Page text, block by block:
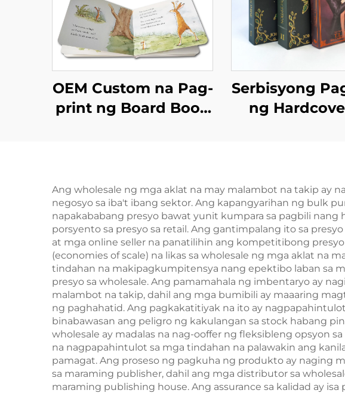
OEM Custom na Pag-
print ng Board Book
para sa mga Bata na
May Interactive na
English na Children
Board Book
Serbisyong
ng
ang mga
Ang wholesale ng mga aklat na may malambot na takip ay
negosyo sa iba't ibang sektor. Ang kapangyarihan ng bulk
napakababang presyo bawat yunit kumpara sa pagbili
porsyento sa presyo sa retail. Ang gantimpalang ito sa
at mga online seller na panatilihin ang kompetitibong
(economies of scale) na likas sa wholesale ng mga aklat na
tindahan na makipagkumpitensya nang epektibo laban sa
presyo sa wholesale. Ang pamamahala ng imbentaryo ay
malambot na takip, dahil ang mga bumibili ay maaaring
ng paghahatid. Ang pagkakatitiyak na ito ay
binabawasan ang peligro ng kakulangan sa stock habang
wholesale ay madalas na nag-ooffer ng fleksibleng opsyon
na nagpapahintulot sa mga tindahan na palawakin ang
pamagat. Ang proseso ng pagkuha ng produkto ay naging
sa maraming publisher, dahil ang mga distributor sa
maraming publishing house. Ang assurance sa kalidad ay